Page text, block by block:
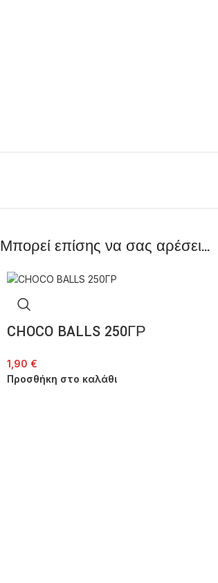
Μπορεί επίσης να σας αρέσει…
CHOCO BALLS 250ΓΡ
1,90 €
Προσθήκη στο καλάθι